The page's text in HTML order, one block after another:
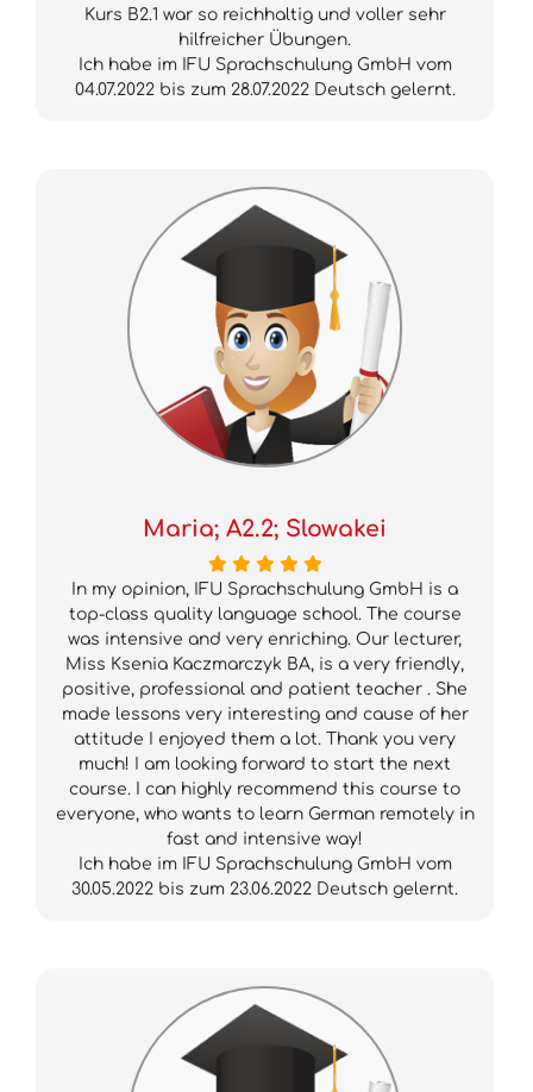
Kurs B2.1 war so reichhaltig und voller sehr
hilfreicher Übungen.
Ich habe im IFU Sprachschulung GmbH vom
04.07.2022 bis zum 28.07.2022 Deutsch gelernt.
Maria; A2.2; Slowakei
In my opinion, IFU Sprachschulung GmbH is a
top-class quality language school. The course
was intensive and very enriching. Our lecturer,
Miss Ksenia Kaczmarczyk BA, is a very friendly,
positive, professional and patient teacher . She
made lessons very interesting and cause of her
attitude I enjoyed them a lot. Thank you very
much! I am looking forward to start the next
course. I can highly recommend this course to
everyone, who wants to learn German remotely in
fast and intensive way!
Ich habe im IFU Sprachschulung GmbH vom
30.05.2022 bis zum 23.06.2022 Deutsch gelernt.